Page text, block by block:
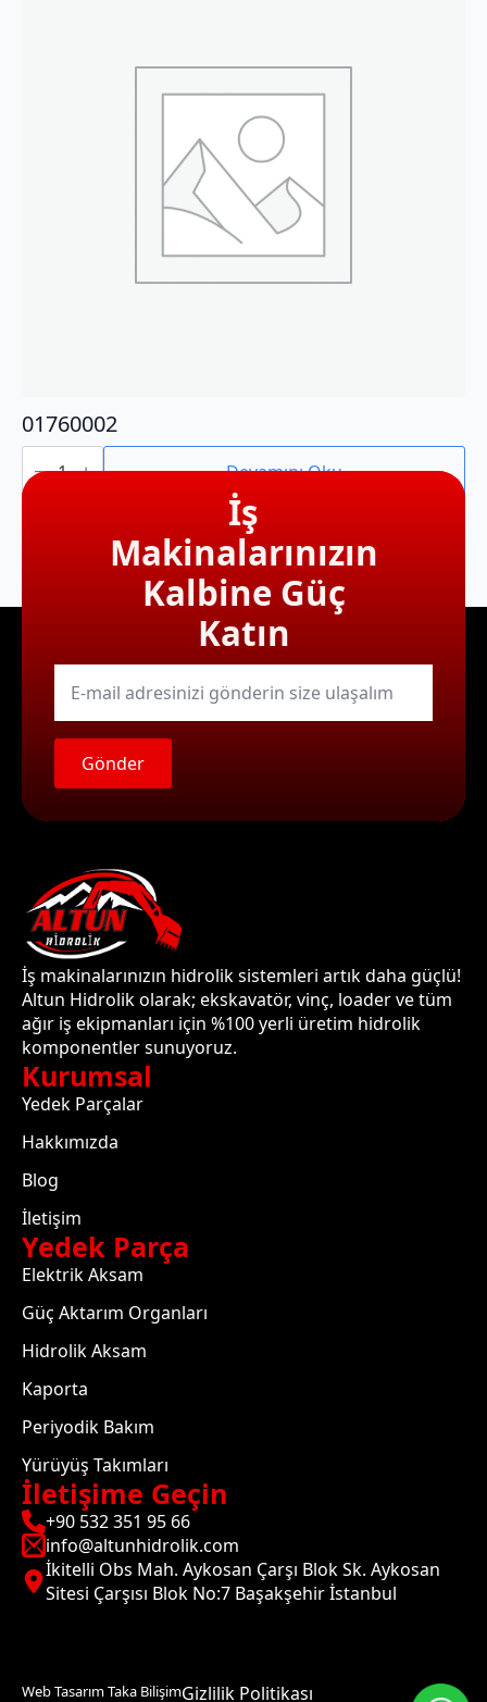
01760002
01760002
adet Devamını Oku
İş
Makinalarınızın
Kalbine Güç
Katın
E-
mail
Gönder
İş makinalarınızın hidrolik sistemleri artık daha güçlü!
Altun Hidrolik olarak; ekskavatör, vinç, loader ve tüm
ağır iş ekipmanları için %100 yerli üretim hidrolik
komponentler sunuyoruz.
Kurumsal
Yedek Parçalar
Hakkımızda
Blog
İletişim
Yedek Parça
Elektrik Aksam
Güç Aktarım Organları
Hidrolik Aksam
Kaporta
Periyodik Bakım
Yürüyüş Takımları
İletişime Geçin
+90 532 351 95 66
info@altunhidrolik.com
İkitelli Obs Mah. Aykosan Çarşı Blok Sk. Aykosan
Sitesi Çarşısı Blok No:7 Başakşehir İstanbul
Web Tasarım Taka BilişimGizlilik Politikası